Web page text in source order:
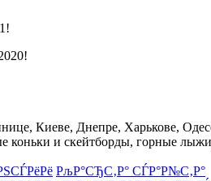
Киеве, Днепре, Харькове,
коньки и скейтборды, горные
РљР°СЂС‚Р° СЃР°Р№С‚Р°